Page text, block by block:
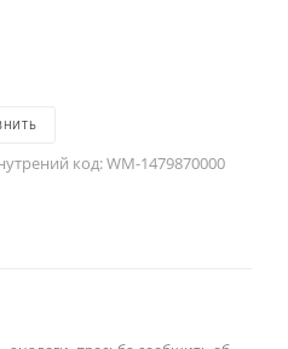
код:WM-1479870000